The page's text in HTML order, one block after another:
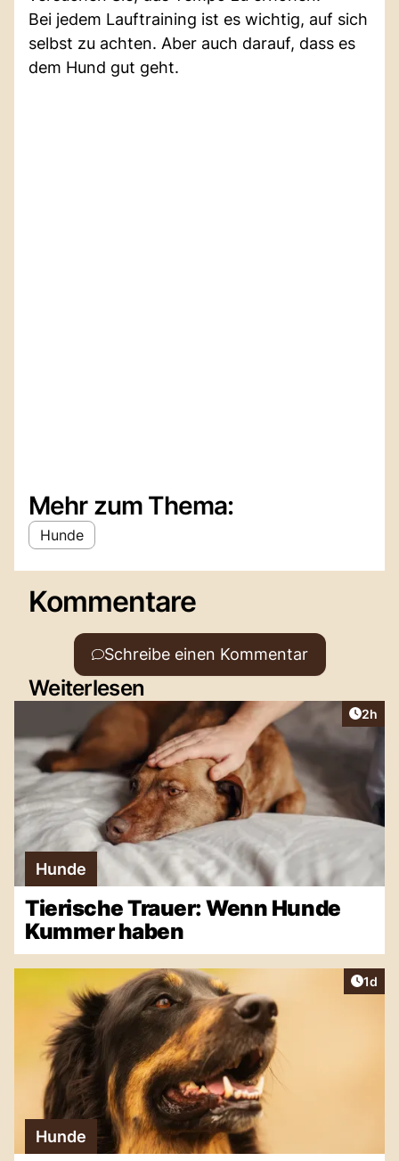
Bei jedem Lauftraining ist es wichtig, auf sich
selbst zu achten. Aber auch darauf, dass es
dem Hund gut geht.
Mehr zum Thema:
Hunde
Kommentare
Schreibe einen Kommentar
Weiterlesen
2h
Hunde
Tierische Trauer: Wenn Hunde
Kummer haben
1d
Hunde